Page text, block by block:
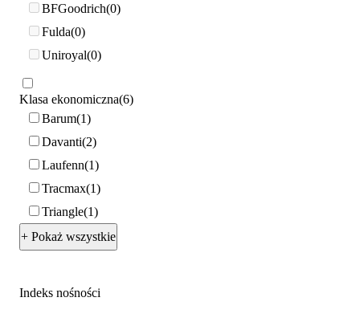
BFGoodrich 0
Fulda 0
Uniroyal 0
Klasa ekonomiczna 6
Barum 1
Davanti 2
Laufenn 1
Tracmax 1
Triangle 1
+ Pokaż wszystkie
Indeks nośności